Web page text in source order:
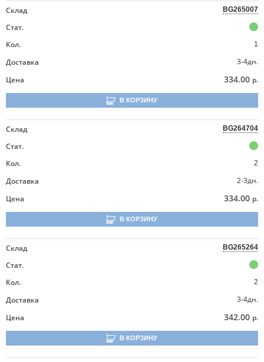
Склад BG265007
Стат.
Кол.
1
Доставка
3-4дн.
Цена
334.00 р.
В КОРЗИНУ
Склад BG264704
Стат.
Кол.
2
Доставка
2-3дн.
Цена
334.00 р.
В КОРЗИНУ
Склад BG265264
Стат.
Кол.
2
Доставка
3-4дн.
Цена
342.00 р.
В КОРЗИНУ